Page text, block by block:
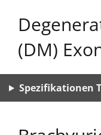
(DM)
Spezifikationen